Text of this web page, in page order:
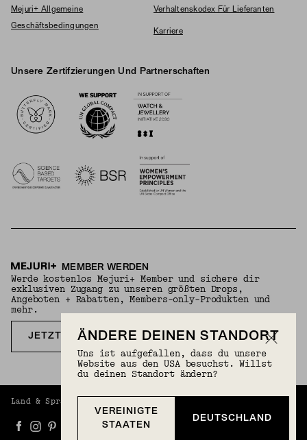
Mejuri+ Allgemeine
Geschäftsbedingungen
Verhaltenskodex Für Lieferanten
Karriere
Unsere Zertifzierungen Und Partnerschaften
MEMBER WERDEN
Werde kostenlos Mejuri+ Member und sichere dir
exklusiven Zugang zu unseren größten Drops,
Angeboten + Rabatten, Members-only-Produkten und
mehr.
JETZT KOSTENLOS ANMELDEN
Land & Sprache
ÄNDERE DEINEN STANDORT
Uns ist aufgefallen, dass du unsere
Website aus den USA besuchst. Willst
du deinen Standort ändern?
VEREINIGTE
STAATEN
DEUTSCHLAND